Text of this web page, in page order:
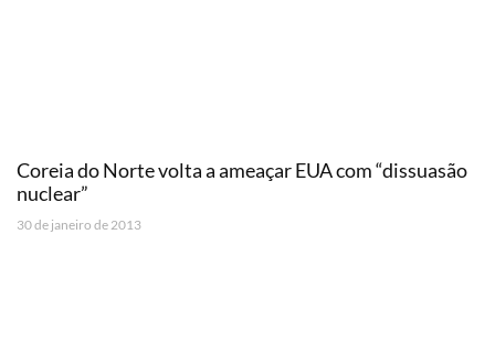
Coreia do Norte volta a ameaçar EUA com “dissuasão
nuclear”
30 de janeiro de 2013